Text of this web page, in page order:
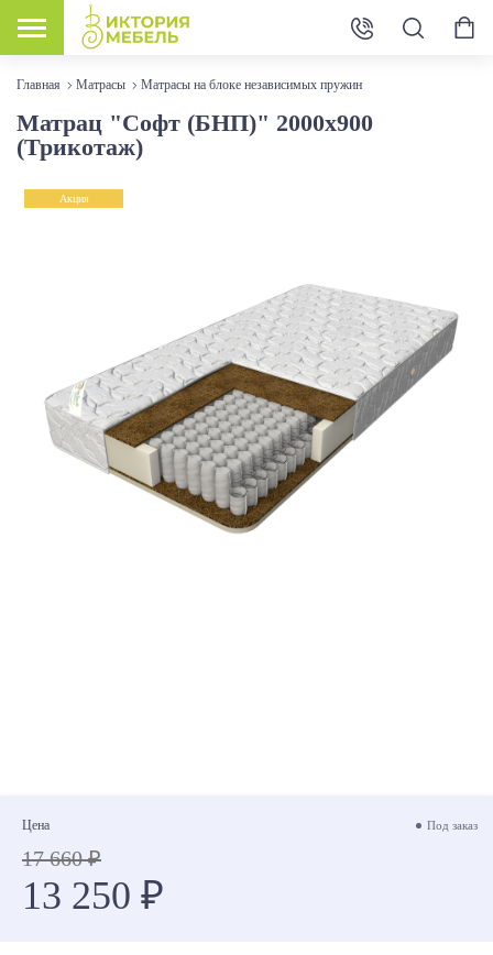
Главная Матрасы Матрасы на блоке независимых пружин
Матрац "Софт (БНП)" 2000х900
(Трикотаж)
Акция
Цена Под заказ
17 660 ₽
13 250 ₽